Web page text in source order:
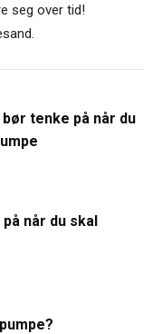
seg over tid!
tenke på når du
når du skal